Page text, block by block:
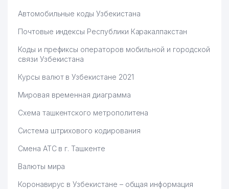
Автомобильные коды Узбекистана
Почтовые индексы Республики Каракалпакстан
Коды и префиксы операторов мобильной и городской
связи Узбекистана
Курсы валют в Узбекистане 2021
Мировая временная диаграмма
Схема ташкентского метрополитена
Система штрихового кодирования
Смена АТС в г. Ташкенте
Валюты мира
Коронавирус в Узбекистане – общая информация